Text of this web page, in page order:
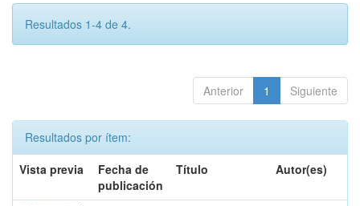
Resultados 1-4 de 4.
Anterior 1 Siguiente
Resultados por ítem:
Vista previa
Fecha de
publicación
Título Autor(es)